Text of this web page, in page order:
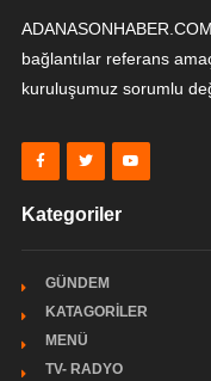
bağlantılar referans
kuruluşumuz sorumlu
Kategoriler
GÜNDEM
KATAGORİLER
MENÜ
TV- RADYO